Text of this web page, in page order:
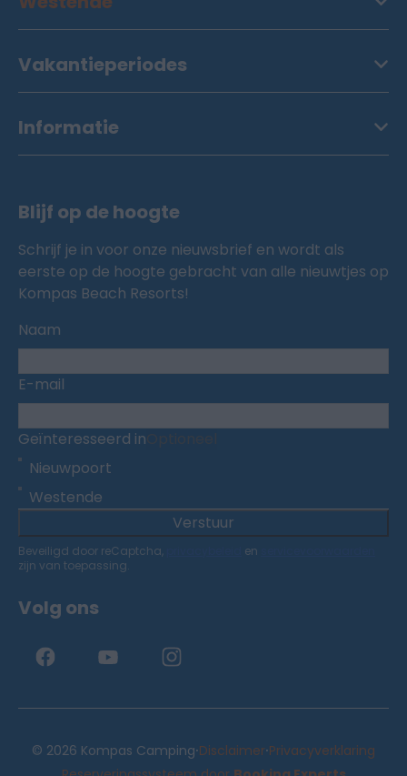
Vakantieperiodes
Informatie
Blijf op de hoogte
Schrijf je in voor onze nieuwsbrief en wordt als
eerste op de hoogte gebracht van alle nieuwtjes op
Kompas Beach Resorts!
Naam
E-mail
Geïnteresseerd in
Nieuwpoort
Westende
Verstuur
Beveiligd door reCaptcha, en
zijn van toepassing.
Volg ons
© 2026 Kompas Camping·Disclaimer·Privacyverklaring